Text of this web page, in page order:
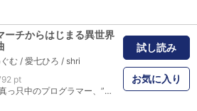
ーチからはじまる異世界
む / 愛七ひろ / shri
pt
デスマーチ真っ只中のプログラマー、”サトゥー”こと鈴木。仮眠を取っていたはずの彼は、気がつけば見たこともない異世界に放り出され、そして目の前には蜥蜴人の大軍？ 夢か現実か、ここにサトゥーの旅が始まる！
試し読み
お気に入り